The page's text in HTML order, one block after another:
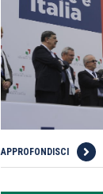
APPROFONDISCI